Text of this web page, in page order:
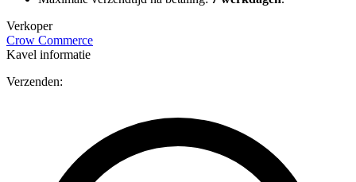
Verkoper
Crow Commerce
Kavel informatie
Verzenden: